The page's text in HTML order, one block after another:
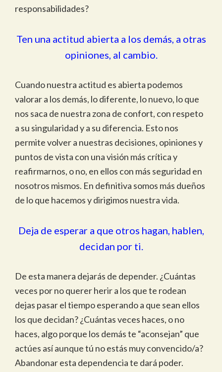
responsabilidades?
Ten una actitud abierta a los demás, a otras
opiniones, al cambio.
Cuando nuestra actitud es abierta podemos
valorar a los demás, lo diferente, lo nuevo, lo que
nos saca de nuestra zona de confort, con respeto
a su singularidad y a su diferencia. Esto nos
permite volver a nuestras decisiones, opiniones y
puntos de vista con una visión más crítica y
reafirmarnos, o no, en ellos con más seguridad en
nosotros mismos. En definitiva somos más dueños
de lo que hacemos y dirigimos nuestra vida.
Deja de esperar a que otros hagan, hablen,
decidan por ti.
De esta manera dejarás de depender. ¿Cuántas
veces por no querer herir a los que te rodean
dejas pasar el tiempo esperando a que sean ellos
los que decidan? ¿Cuántas veces haces, o no
haces, algo porque los demás te “aconsejan” que
actúes así aunque tú no estás muy convencido/a?
Abandonar esta dependencia te dará poder.